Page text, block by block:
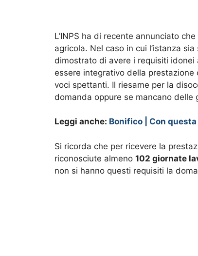
L’INPS ha di recente annunciato
agricola. Nel caso in cui l’istanza
dimostrato di avere i requisiti idonei
essere integrativo della
voci spettanti. Il riesame per la
domanda oppure se mancano delle
Leggi anche: Bonifico | Con
Si ricorda che per ricevere la
riconosciute almeno 102 giornate
non si hanno questi requisiti la